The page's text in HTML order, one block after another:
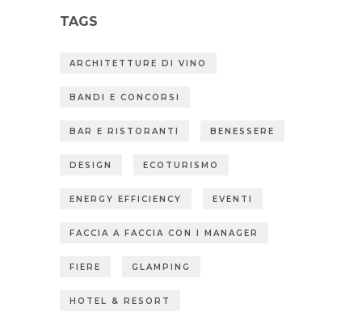
TAGS
ARCHITETTURE DI VINO
BANDI E CONCORSI
BAR E RISTORANTI BENESSERE
DESIGN ECOTURISMO
ENERGY EFFICIENCY EVENTI
FACCIA A FACCIA CON I MANAGER
FIERE GLAMPING
HOTEL & RESORT